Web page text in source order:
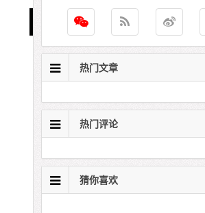
热门文章
热门评论
猜你喜欢